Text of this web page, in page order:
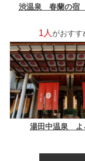
渋温泉 春蘭の宿
1人 がおすす
湯田中温泉 よ